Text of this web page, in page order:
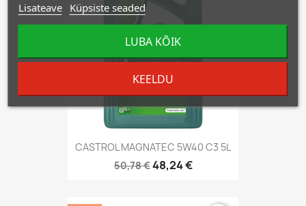
CASTROL MAGNATEC 5W40 C3 5L
50,78 €48,24 €
Lisateave Küpsiste seaded
KEELDU
LUBA KÕIK